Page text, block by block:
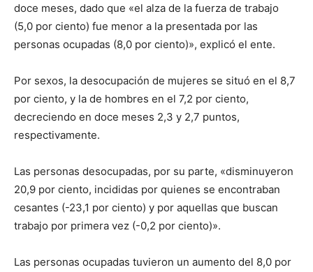
doce meses, dado que «el alza de la fuerza de trabajo
(5,0 por ciento) fue menor a la presentada por las
personas ocupadas (8,0 por ciento)», explicó el ente.
Por sexos, la desocupación de mujeres se situó en el 8,7
por ciento, y la de hombres en el 7,2 por ciento,
decreciendo en doce meses 2,3 y 2,7 puntos,
respectivamente.
Las personas desocupadas, por su parte, «disminuyeron
20,9 por ciento, incididas por quienes se encontraban
cesantes (-23,1 por ciento) y por aquellas que buscan
trabajo por primera vez (-0,2 por ciento)».
Las personas ocupadas tuvieron un aumento del 8,0 por